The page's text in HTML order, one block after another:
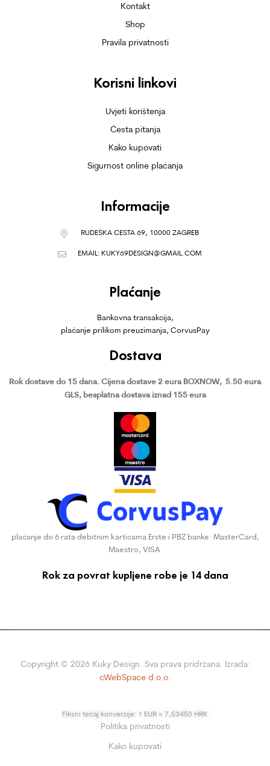
Kontakt
Shop
Pravila privatnosti
Korisni linkovi
Uvjeti korištenja
Česta pitanja
Kako kupovati
Sigurnost online plaćanja
Informacije
RUDEŠKA CESTA 69, 10000 ZAGREB
EMAIL: KUKY69DESIGN@GMAIL.COM
Plaćanje
Bankovna transakcija,
plaćanje prilikom preuzimanja, CorvusPay
Dostava
Rok dostave do 15 dana. Cijena dostave 2 eura BOXNOW, 5.50 eura
GLS, besplatna dostava iznad 155 eura
plaćanje do 6 rata debitnim karticama Erste i PBZ banke: MasterCard,
Maestro, VISA
Rok za povrat kupljene robe je 14 dana
Copyright © 2026Kuky Design. Sva prava pridržana. Izrada:
cWebSpace d.o.o.
Fiksni tečaj konverzije: 1 EUR = 7,53450 HRK
Politika privatnosti
Kako kupovati